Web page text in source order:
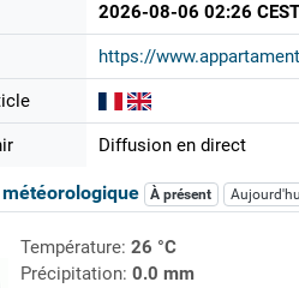
2026-08-06 02:26 CEST
https://
Diffusion en direct
À présent
Température: 26 °C
Précipitation: 0.0 mm